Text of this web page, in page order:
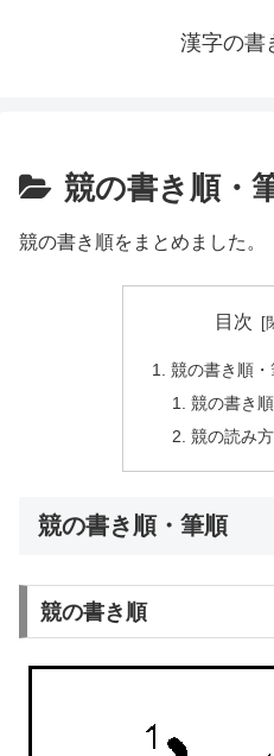
漢字の書
競の書き順・
競の書き順をまとめました。
目次
競の書き順・
競の書き順
競の読み
競の書き順・筆順
競の書き順